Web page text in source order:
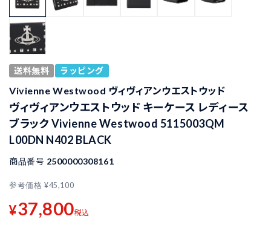
送料無料 ラッピング
Vivienne Westwood ヴィヴィアンウエストウッド
ヴィヴィアンウエストウッド キーケース レディース
ブラック Vivienne Westwood 5115003QM
L00DN N402 BLACK
商品番号 2500000308161
参考価格 ¥45,100
¥37,800税込